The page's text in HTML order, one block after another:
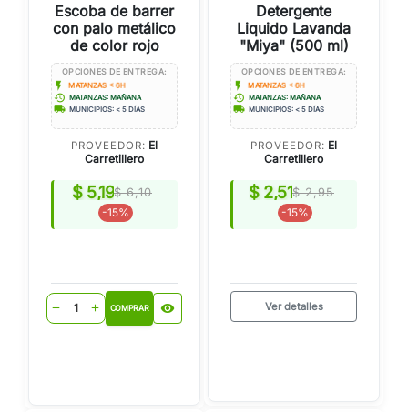
Escoba de barrer
con palo metálico
de color rojo
OPCIONES DE ENTREGA:
flash_on MATANZAS < 6H
history MATANZAS: MAÑANA
local_shipping MUNICIPIOS: < 5 DÍAS
PROVEEDOR: El
Carretillero
$ 5,19$ 6,10
-15%
remove add COMPRAR visibility
Detergente
Liquido Lavanda
"Miya" (500 ml)
OPCIONES DE ENTREGA:
flash_on MATANZAS < 6H
history MATANZAS: MAÑANA
local_shipping MUNICIPIOS: < 5 DÍAS
PROVEEDOR: El
Carretillero
$ 2,51$ 2,95
-15%
Ver detalles